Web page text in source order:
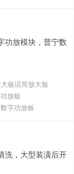
功放模块，普宁数
板话筒放大板
放板
字功放板
洗，大型装潢后开